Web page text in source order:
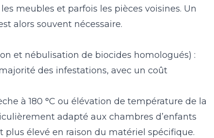
meubles et parfois les pièces voisines. Un
alors souvent nécessaire.
et nébulisation de biocides homologués) :
des infestations, avec un coût
à 180 °C ou élévation de température de la
adapté aux chambres d’enfants
plus élevé en raison du matériel spécifique.